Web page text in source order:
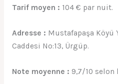
Tarif moyen : 104 € par nuit.
Adresse : Mustafapaşa Köyü
Caddesi No:13, Ürgüp.
Note moyenne : 9,7/10 selon